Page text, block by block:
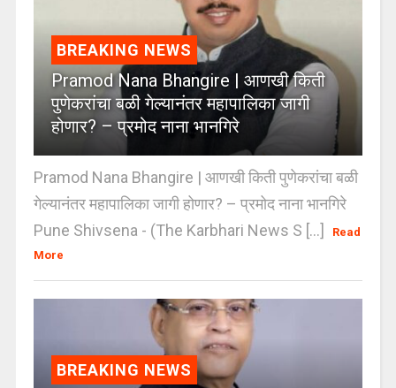
BREAKING NEWS
Pramod Nana Bhangire | आणखी किती
पुणेकरांचा बळी गेल्यानंतर महापालिका जागी
होणार? – प्रमोद नाना भानगिरे
Pramod Nana Bhangire | आणखी किती पुणेकरांचा बळी
गेल्यानंतर महापालिका जागी होणार? – प्रमोद नाना भानगिरे
Pune Shivsena - (The Karbhari News S [...]
Read
More
BREAKING NEWS